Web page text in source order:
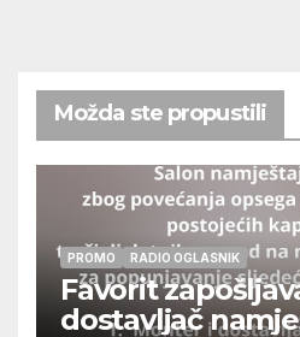
Možda ste propustili
PROMO RADIO OGLASNIK
Favorit
dostavljač